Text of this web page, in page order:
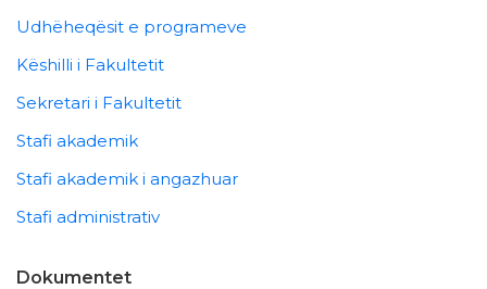
Udhëheqësit e programeve
Këshilli i Fakultetit
Sekretari i Fakultetit
Stafi akademik
Stafi akademik i angazhuar
Stafi administrativ
Dokumentet